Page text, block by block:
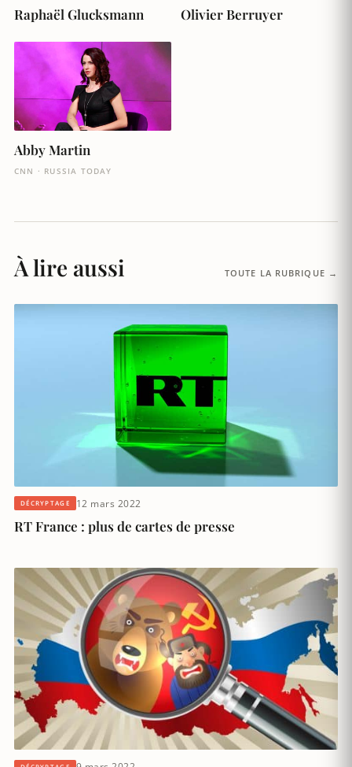
Raphaël Glucksmann Olivier Berruyer
Abby Martin
CNN · RUSSIA TODAY
À lire aussi TOUTE LA RUBRIQUE →
DÉCRYPTAGE 12 mars 2022
RT France : plus de cartes de presse